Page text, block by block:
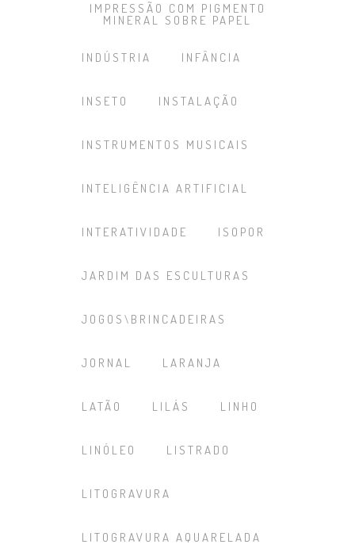
IMPRESSÃO COM PIGMENTO
MINERAL SOBRE PAPEL
INDÚSTRIA INFÂNCIA
INSETO INSTALAÇÃO
INSTRUMENTOS MUSICAIS
INTELIGÊNCIA ARTIFICIAL
INTERATIVIDADE ISOPOR
JARDIM DAS ESCULTURAS
JOGOS\BRINCADEIRAS
JORNAL LARANJA
LATÃO LILÁS LINHO
LINÓLEO LISTRADO
LITOGRAVURA
LITOGRAVURA AQUARELADA